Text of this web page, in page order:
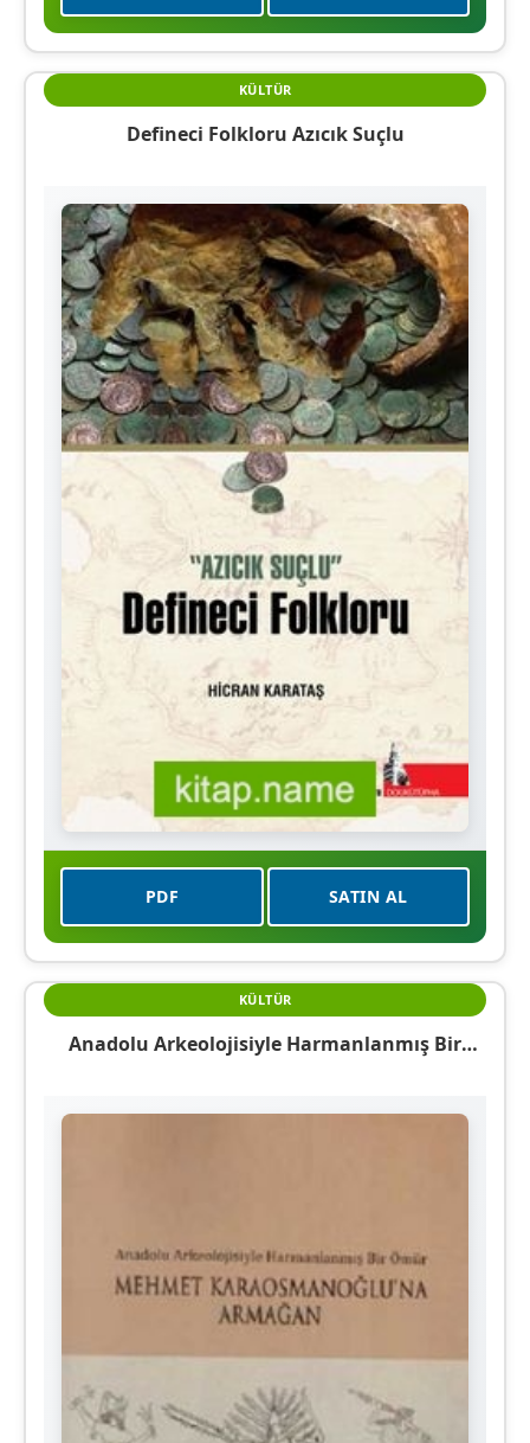
KÜLTÜR
Defineci Folkloru Azıcık Suçlu
PDF SATIN AL
KÜLTÜR
Anadolu Arkeolojisiyle Harmanlanmış Bir